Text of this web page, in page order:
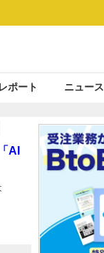
ポート ニュース
AI